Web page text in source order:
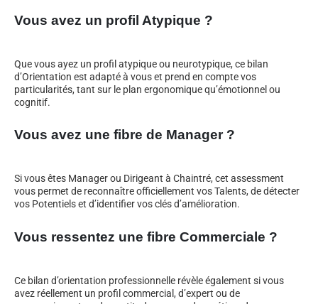
Vous avez un profil Atypique ?
Que vous ayez un profil atypique ou neurotypique, ce bilan
d’Orientation est adapté à vous et prend en compte vos
particularités, tant sur le plan ergonomique qu’émotionnel ou
cognitif.
Vous avez une fibre de Manager ?
Si vous êtes Manager ou Dirigeant à Chaintré, cet assessment
vous permet de reconnaître officiellement vos Talents, de détecter
vos Potentiels et d’identifier vos clés d’amélioration.
Vous ressentez une fibre Commerciale ?
Ce bilan d’orientation professionnelle révèle également si vous
avez réellement un profil commercial, d’expert ou de